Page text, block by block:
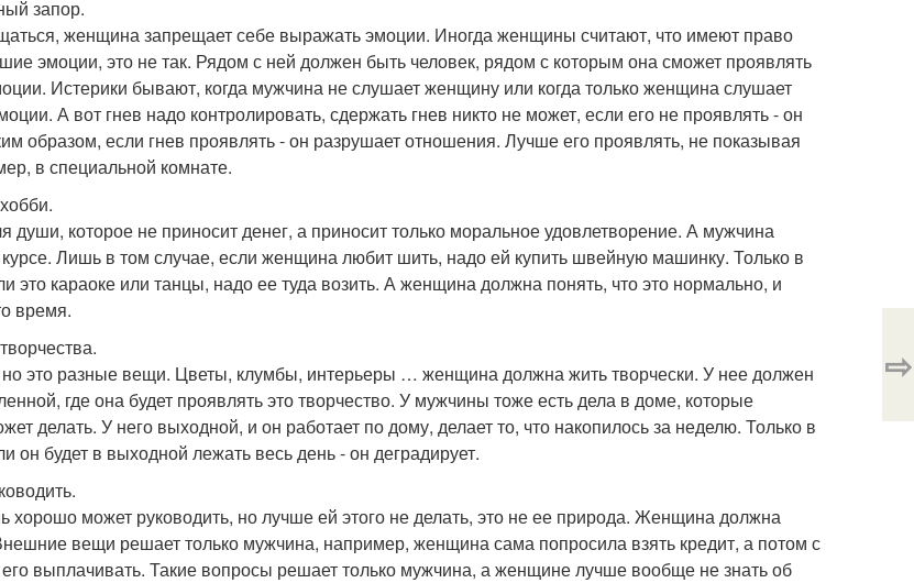
запор.
женщина запрещает себе выражать эмоции. Иногда женщины считают, что имеют право
эмоции, это не так. Рядом с ней должен быть человек, рядом с которым она сможет проявлять
Истерики бывают, когда мужчина не слушает женщину или когда только женщина слушает
А вот гнев надо контролировать, сдержать гнев никто не может, если его не проявлять - он
образом, если гнев проявлять - он разрушает отношения. Лучше его проявлять, не показывая
в специальной комнате.
души, которое не приносит денег, а приносит только моральное удовлетворение. А мужчина
Лишь в том случае, если женщина любит шить, надо ей купить швейную машинку. Только в
это караоке или танцы, надо ее туда возить. А женщина должна понять, что это нормально, и
время.
это разные вещи. Цветы, клумбы, интерьеры … женщина должна жить творчески. У нее должен
где она будет проявлять это творчество. У мужчины тоже есть дела в доме, которые
делать. У него выходной, и он работает по дому, делает то, что накопилось за неделю. Только в
он будет в выходной лежать весь день - он деградирует.
может руководить, но лучше ей этого не делать, это не ее природа. Женщина должна
вещи решает только мужчина, например, женщина сама попросила взять кредит, а потом с
его выплачивать. Такие вопросы решает только мужчина, а женщине лучше вообще не знать об
⇨